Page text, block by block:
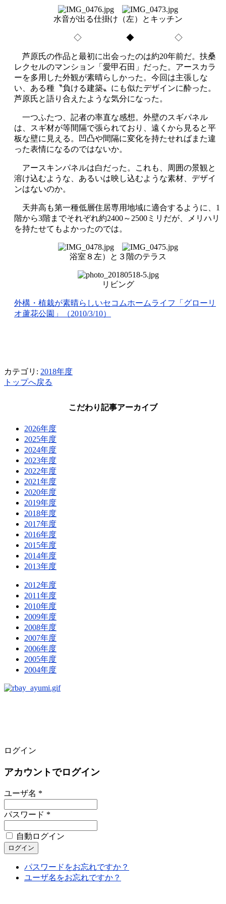
水音が出る仕掛け（左）とキッチン
◇ ◆ ◇
芦原氏の作品と最初に出会ったのは約20年前だ。扶桑
レクセルのマンション「愛甲石田」だった。アースカラ
ーを多用した外観が素晴らしかった。今回は主張しな
い、ある種〝負ける建築〟にも似たデザインに酔った。
芦原氏と語り合えたような気分になった。
一つふたつ、記者の率直な感想。外壁のスギパネル
は、スギ材が等間隔で張られており、遠くから見ると平
板な壁に見える。凹凸や間隔に変化を持たせればまた違
った表情になるのではないか。
アースキンパネルは白だった。これも、周囲の景観と
溶け込むような、あるいは映し込むような素材、デザイ
ンはないのか。
天井高も第一種低層住居専用地域に適合するように、1
階から3階までそれぞれ約2400～2500ミリだが、メリハリ
を持たせてもよかったのでは。
浴室８左）と３階のテラス
リビング
外構・植栽が素晴らしいセコムホームライフ「グローリ
オ蘆花公園」（2010/3/10）
カテゴリ: 2018年度
トップへ戻る
こだわり記事アーカイブ
2026年度
2025年度
2024年度
2023年度
2022年度
2021年度
2020年度
2019年度
2018年度
2017年度
2016年度
2015年度
2014年度
2013年度
2012年度
2011年度
2010年度
2009年度
2008年度
2007年度
2006年度
2005年度
2004年度
ログイン
アカウントでログイン
ユーザ名 *
パスワード *
自動ログイン
パスワードをお忘れですか？
ユーザ名をお忘れですか？